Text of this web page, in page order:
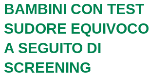
BAMBINI CON TEST
SUDORE EQUIVOCO
A SEGUITO DI
SCREENING